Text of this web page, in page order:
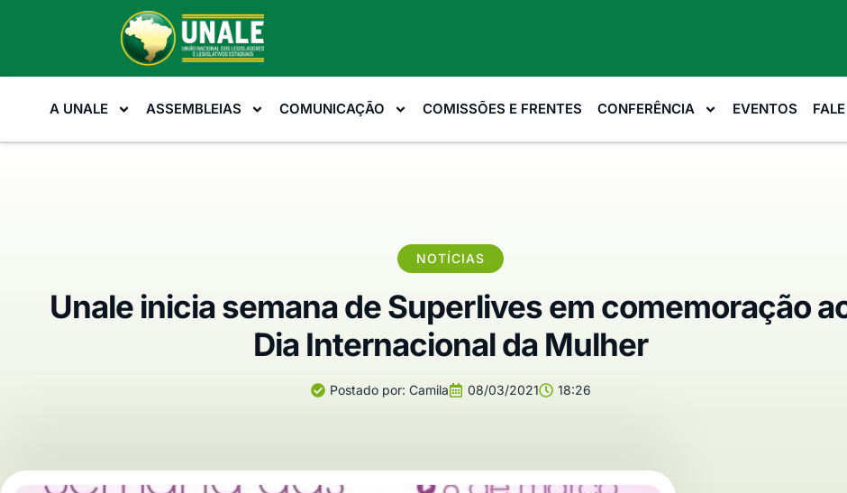
A UNALE ASSEMBLEIAS COMUNICAÇÃO COMISSÕES E FRENTES CONFERÊNCIA EVENTOS
NOTÍCIAS
Unale inicia semana de Superlives em comemoração
Dia Internacional da Mulher
Postado por: Camila 08/03/2021 18:26